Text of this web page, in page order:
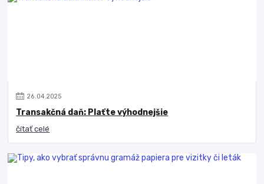
26.04.2025
Transakčná daň: Plaťte výhodnejšie
čítať celé